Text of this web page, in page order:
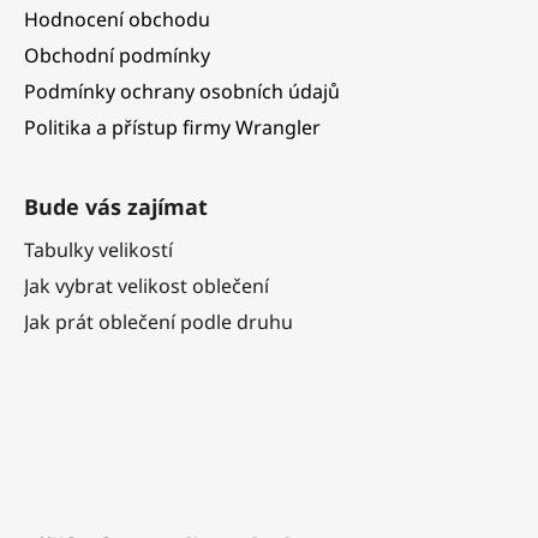
Hodnocení obchodu
Obchodní podmínky
Podmínky ochrany osobních údajů
Politika a přístup firmy Wrangler
Bude vás zajímat
Tabulky velikostí
Jak vybrat velikost oblečení
Jak prát oblečení podle druhu